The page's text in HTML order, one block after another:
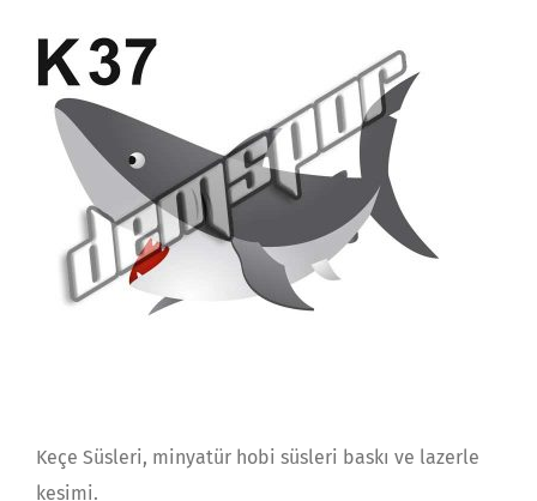
Keçe Süsleri, minyatür hobi süsleri baskı ve lazerle
kesimi.